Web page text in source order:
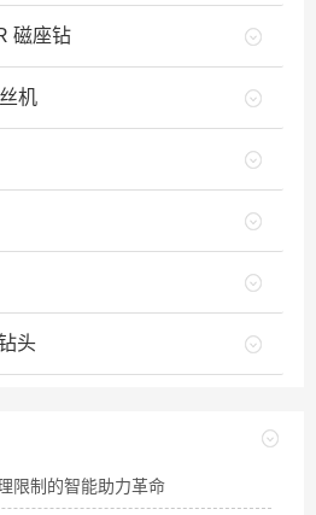
磁座钻
机
头
限制的智能助力革命